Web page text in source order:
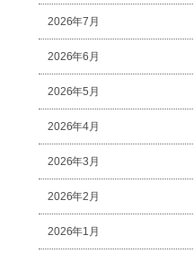
2026年7月
2026年6月
2026年5月
2026年4月
2026年3月
2026年2月
2026年1月